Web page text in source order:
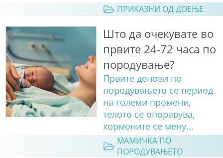
ПРИКАЗНИ ОД ДОЕЊЕ
Што да очекувате во
првите 24-72 часа по
породување?
Првите денови по
породувањето се период
на големи промени,
телото се опоравува,
хормоните се мену...
МАМИЧКА ПО
ПОРОДУВАЊЕТО